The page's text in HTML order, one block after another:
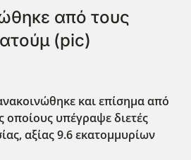
από τους
(pic)
και επίσημα από
οποίους υπέγραψε διετές
αξίας 9.6 εκατομμυρίων